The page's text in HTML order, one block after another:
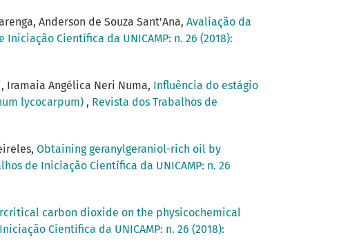
Anderson de Souza Sant'Ana, Avaliação da
Iniciação Científica da UNICAMP: n. 26 (2018):
Iramaia Angélica Neri Numa, Influência do estágio
lycocarpum) , Revista dos Trabalhos de
Obtaining geranylgeraniol-rich oil by
de Iniciação Científica da UNICAMP: n. 26
carbon dioxide on the physicochemical
Científica da UNICAMP: n. 26 (2018):